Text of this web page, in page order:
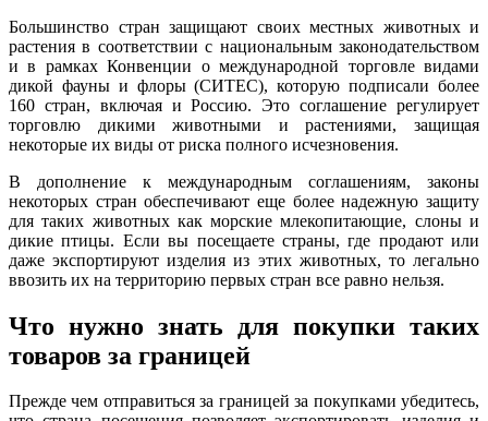
Большинство стран защищают своих местных животных и
растения в соответствии с национальным законодательством
и в рамках Конвенции о международной торговле видами
дикой фауны и флоры (СИТЕС), которую подписали более
160 стран, включая и Россию. Это соглашение регулирует
торговлю дикими животными и растениями, защищая
некоторые их виды от риска полного исчезновения.
В дополнение к международным соглашениям, законы
некоторых стран обеспечивают еще более надежную защиту
для таких животных как морские млекопитающие, слоны и
дикие птицы. Если вы посещаете страны, где продают или
даже экспортируют изделия из этих животных, то легально
ввозить их на территорию первых стран все равно нельзя.
Что нужно знать для покупки таких
товаров за границей
Прежде чем отправиться за границей за покупками убедитесь,